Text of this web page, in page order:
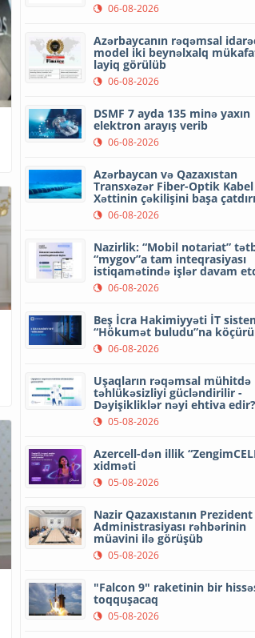
06-08-2026
Azərbaycanın rəqəmsal
model iki beynəlxalq
layiq görülüb
06-08-2026
DSMF 7 ayda 135 minə yaxın
elektron arayış verib
06-08-2026
Azərbaycan və Qazaxıstan
Transxəzər Fiber-Optik Kabel
Xəttinin çəkilişini başa
06-08-2026
Nazirlik: “Mobil notariat”
“mygov”a tam inteqrasiyası
istiqamətində işlər davam
06-08-2026
Beş İcra Hakimiyyəti İT
“Hökumət buludu”na
06-08-2026
Uşaqların rəqəmsal mühitdə
təhlükəsizliyi gücləndirilir -
Dəyişikliklər nəyi ehtiva edir?
05-08-2026
Azercell-dən illik
xidməti
05-08-2026
Nazir Qazaxıstanın Prezident
Administrasiyası rəhbərinin
müavini ilə görüşüb
05-08-2026
"Falcon 9" raketinin bir
toqquşacaq
05-08-2026